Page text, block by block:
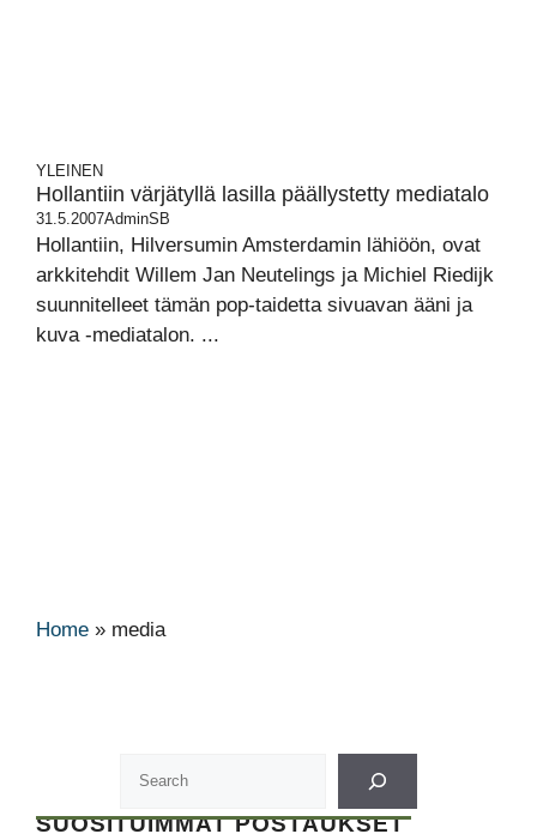
YLEINEN
Hollantiin värjätyllä lasilla päällystetty mediatalo
31.5.2007AdminSB
Hollantiin, Hilversumin Amsterdamin lähiöön, ovat
arkkitehdit Willem Jan Neutelings ja Michiel Riedijk
suunnitelleet tämän pop-taidetta sivuavan ääni ja
kuva -mediatalon. ...
Home » media
SUOSITUIMMAT POSTAUKSET